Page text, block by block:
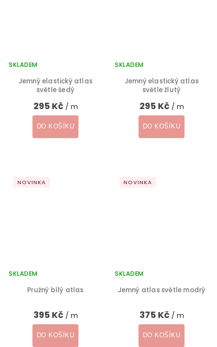
Jemný elastický atlas
světle šedý
SKLADEM
295 Kč / m
DO KOŠÍKU
Jemný elastický atlas
světle žlutý
SKLADEM
295 Kč / m
DO KOŠÍKU
NOVINKA
Pružný bílý atlas
SKLADEM
395 Kč / m
DO KOŠÍKU
NOVINKA
Jemný atlas světle modrý
SKLADEM
375 Kč / m
DO KOŠÍKU